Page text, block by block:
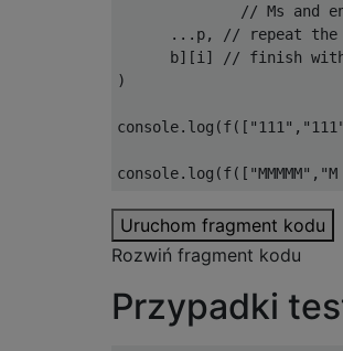
// Ms and
... p,
// repeat the
      b
][i ]
// finish
)
console. log (f([ "111" , "111"
console. log (f([ "MMMMM" ,
Uruchom fragment kodu
Rozwiń fragment kodu
Przypadki